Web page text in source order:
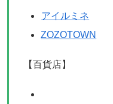
アイルミネ
ZOZOTOWN
【百貨店】